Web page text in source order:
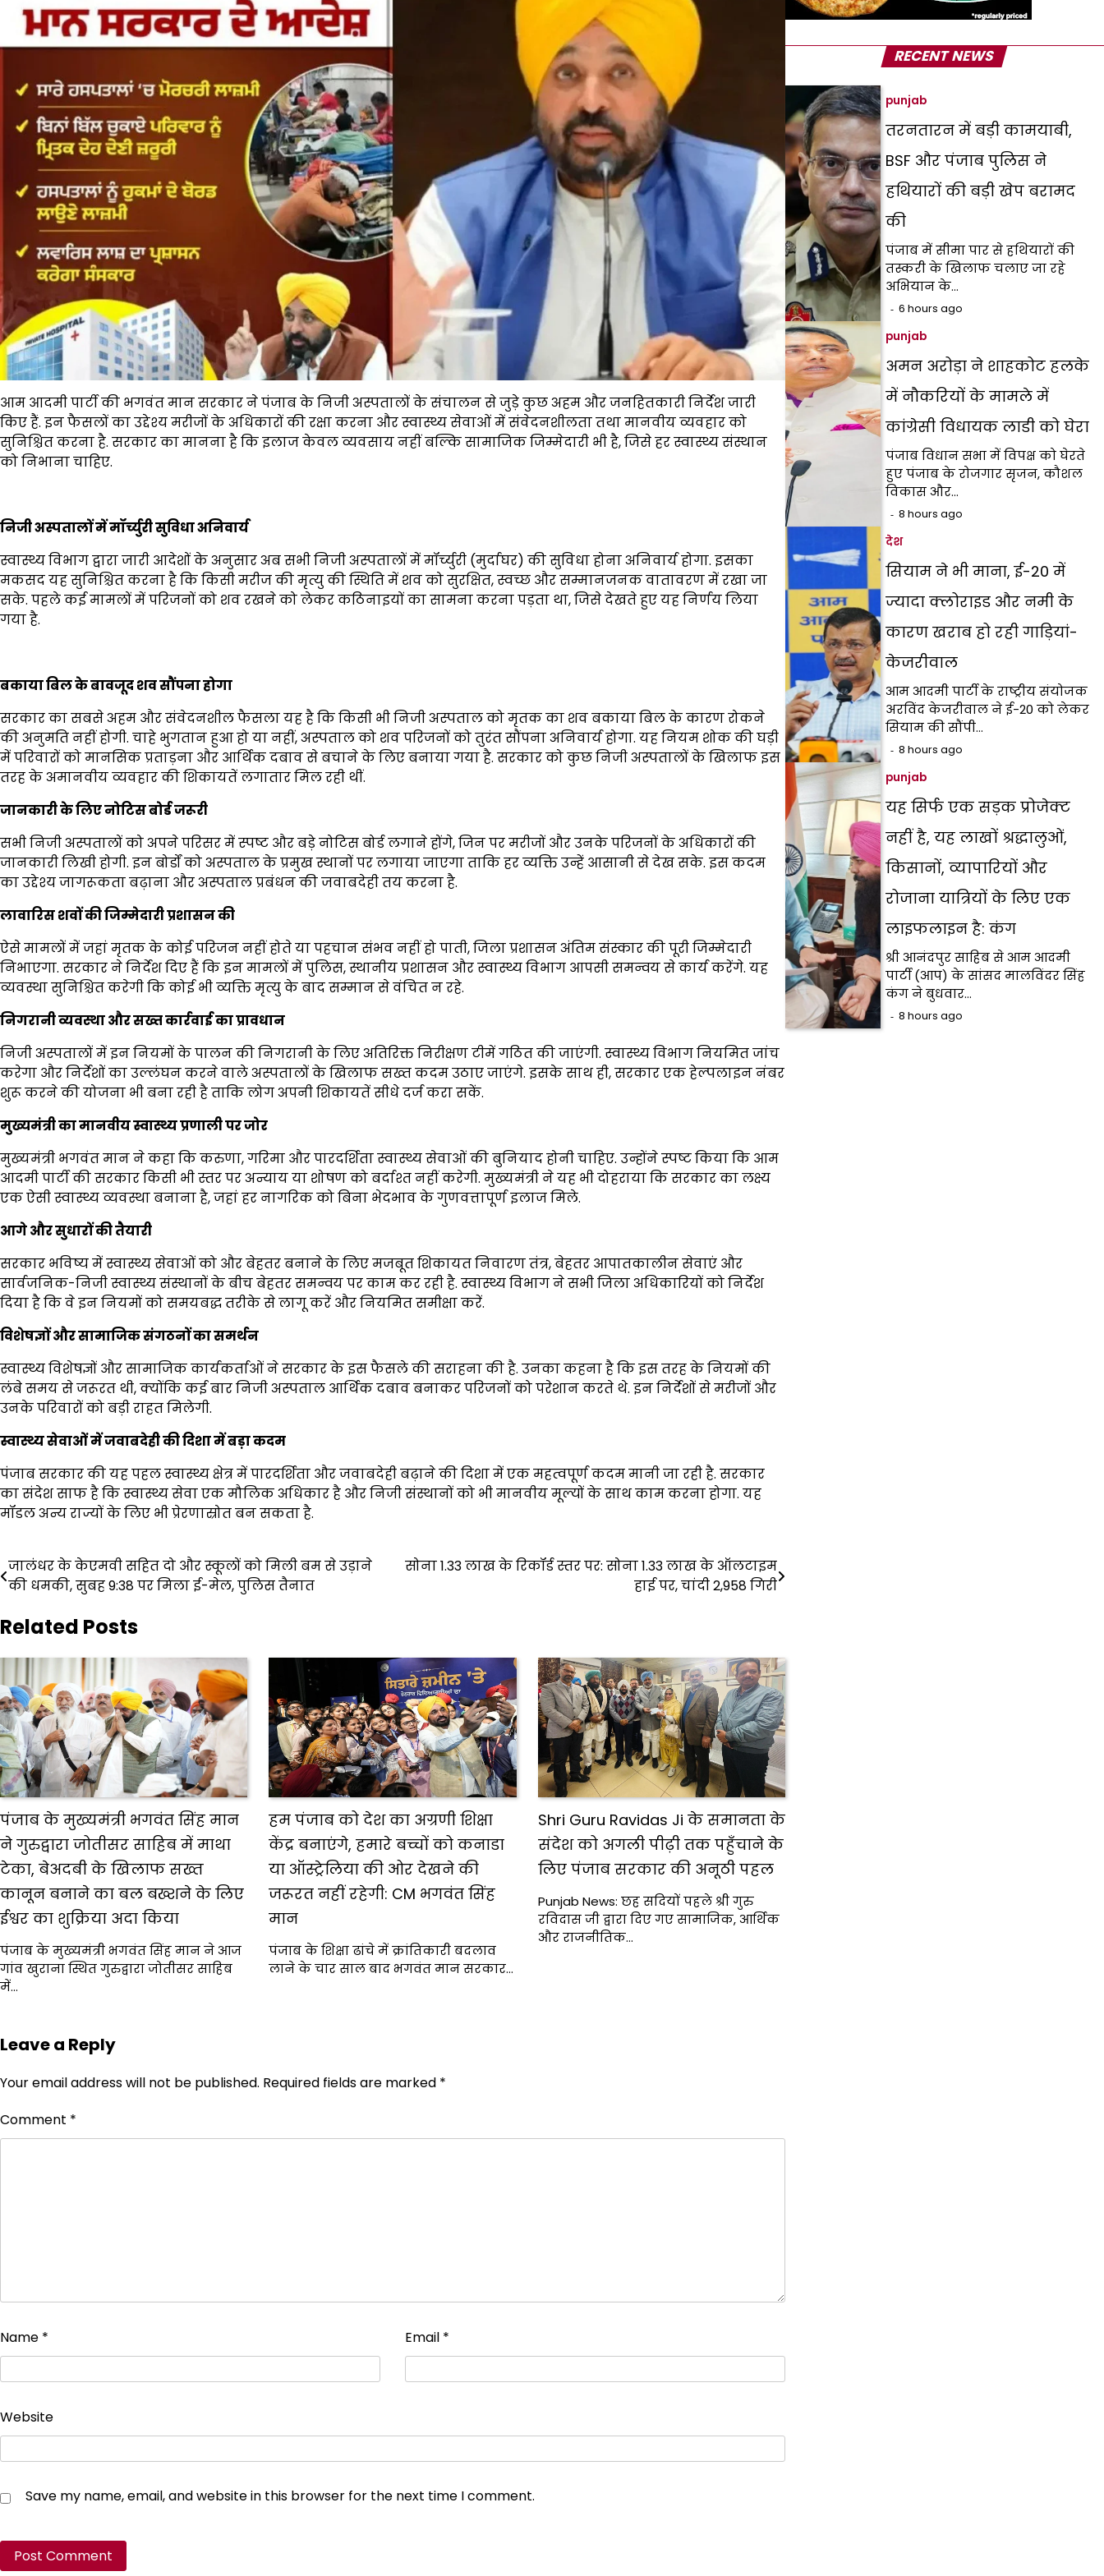
आम आदमी पार्टी की भगवंत मान सरकार ने पंजाब के निजी अस्पतालों के संचालन से जुड़े कुछ अहम और जनहितकारी निर्देश जारी
किए हैं. इन फैसलों का उद्देश्य मरीजों के अधिकारों की रक्षा करना और स्वास्थ्य सेवाओं में संवेदनशीलता तथा मानवीय व्यवहार को
सुनिश्चित करना है. सरकार का मानना है कि इलाज केवल व्यवसाय नहीं बल्कि सामाजिक जिम्मेदारी भी है, जिसे हर स्वास्थ्य संस्थान
को निभाना चाहिए.
निजी अस्पतालों में मॉर्च्युरी सुविधा अनिवार्य
स्वास्थ्य विभाग द्वारा जारी आदेशों के अनुसार अब सभी निजी अस्पतालों में मॉर्च्युरी (मुर्दाघर) की सुविधा होना अनिवार्य होगा. इसका
मकसद यह सुनिश्चित करना है कि किसी मरीज की मृत्यु की स्थिति में शव को सुरक्षित, स्वच्छ और सम्मानजनक वातावरण में रखा जा
सके. पहले कई मामलों में परिजनों को शव रखने को लेकर कठिनाइयों का सामना करना पड़ता था, जिसे देखते हुए यह निर्णय लिया
गया है.
बकाया बिल के बावजूद शव सौंपना होगा
सरकार का सबसे अहम और संवेदनशील फैसला यह है कि किसी भी निजी अस्पताल को मृतक का शव बकाया बिल के कारण रोकने
की अनुमति नहीं होगी. चाहे भुगतान हुआ हो या नहीं, अस्पताल को शव परिजनों को तुरंत सौंपना अनिवार्य होगा. यह नियम शोक की घड़ी
में परिवारों को मानसिक प्रताड़ना और आर्थिक दबाव से बचाने के लिए बनाया गया है. सरकार को कुछ निजी अस्पतालों के खिलाफ इस
तरह के अमानवीय व्यवहार की शिकायतें लगातार मिल रही थीं.
जानकारी के लिए नोटिस बोर्ड जरूरी
सभी निजी अस्पतालों को अपने परिसर में स्पष्ट और बड़े नोटिस बोर्ड लगाने होंगे, जिन पर मरीजों और उनके परिजनों के अधिकारों की
जानकारी लिखी होगी. इन बोर्डों को अस्पताल के प्रमुख स्थानों पर लगाया जाएगा ताकि हर व्यक्ति उन्हें आसानी से देख सके. इस कदम
का उद्देश्य जागरूकता बढ़ाना और अस्पताल प्रबंधन की जवाबदेही तय करना है.
लावारिस शवों की जिम्मेदारी प्रशासन की
ऐसे मामलों में जहां मृतक के कोई परिजन नहीं होते या पहचान संभव नहीं हो पाती, जिला प्रशासन अंतिम संस्कार की पूरी जिम्मेदारी
निभाएगा. सरकार ने निर्देश दिए हैं कि इन मामलों में पुलिस, स्थानीय प्रशासन और स्वास्थ्य विभाग आपसी समन्वय से कार्य करेंगे. यह
व्यवस्था सुनिश्चित करेगी कि कोई भी व्यक्ति मृत्यु के बाद सम्मान से वंचित न रहे.
निगरानी व्यवस्था और सख्त कार्रवाई का प्रावधान
निजी अस्पतालों में इन नियमों के पालन की निगरानी के लिए अतिरिक्त निरीक्षण टीमें गठित की जाएंगी. स्वास्थ्य विभाग नियमित जांच
करेगा और निर्देशों का उल्लंघन करने वाले अस्पतालों के खिलाफ सख्त कदम उठाए जाएंगे. इसके साथ ही, सरकार एक हेल्पलाइन नंबर
शुरू करने की योजना भी बना रही है ताकि लोग अपनी शिकायतें सीधे दर्ज करा सकें.
मुख्यमंत्री का मानवीय स्वास्थ्य प्रणाली पर जोर
मुख्यमंत्री भगवंत मान ने कहा कि करुणा, गरिमा और पारदर्शिता स्वास्थ्य सेवाओं की बुनियाद होनी चाहिए. उन्होंने स्पष्ट किया कि आम
आदमी पार्टी की सरकार किसी भी स्तर पर अन्याय या शोषण को बर्दाश्त नहीं करेगी. मुख्यमंत्री ने यह भी दोहराया कि सरकार का लक्ष्य
एक ऐसी स्वास्थ्य व्यवस्था बनाना है, जहां हर नागरिक को बिना भेदभाव के गुणवत्तापूर्ण इलाज मिले.
आगे और सुधारों की तैयारी
सरकार भविष्य में स्वास्थ्य सेवाओं को और बेहतर बनाने के लिए मजबूत शिकायत निवारण तंत्र, बेहतर आपातकालीन सेवाएं और
सार्वजनिक-निजी स्वास्थ्य संस्थानों के बीच बेहतर समन्वय पर काम कर रही है. स्वास्थ्य विभाग ने सभी जिला अधिकारियों को निर्देश
दिया है कि वे इन नियमों को समयबद्ध तरीके से लागू करें और नियमित समीक्षा करें.
विशेषज्ञों और सामाजिक संगठनों का समर्थन
स्वास्थ्य विशेषज्ञों और सामाजिक कार्यकर्ताओं ने सरकार के इस फैसले की सराहना की है. उनका कहना है कि इस तरह के नियमों की
लंबे समय से जरूरत थी, क्योंकि कई बार निजी अस्पताल आर्थिक दबाव बनाकर परिजनों को परेशान करते थे. इन निर्देशों से मरीजों और
उनके परिवारों को बड़ी राहत मिलेगी.
स्वास्थ्य सेवाओं में जवाबदेही की दिशा में बड़ा कदम
पंजाब सरकार की यह पहल स्वास्थ्य क्षेत्र में पारदर्शिता और जवाबदेही बढ़ाने की दिशा में एक महत्वपूर्ण कदम मानी जा रही है. सरकार
का संदेश साफ है कि स्वास्थ्य सेवा एक मौलिक अधिकार है और निजी संस्थानों को भी मानवीय मूल्यों के साथ काम करना होगा. यह
मॉडल अन्य राज्यों के लिए भी प्रेरणास्रोत बन सकता है.
Post
navigation
जालंधर के केएमवी सहित दो और स्कूलों को मिली बम से उड़ाने
की धमकी, सुबह 9:38 पर मिला ई-मेल, पुलिस तैनात
सोना ₹1.33 लाख के रिकॉर्ड स्तर पर: सोना ₹1.33 लाख के ऑलटाइम
हाई पर, चांदी ₹2,958 गिरी
Related Posts
पंजाब के मुख्यमंत्री भगवंत सिंह मान
ने गुरुद्वारा जोतीसर साहिब में माथा
टेका, बेअदबी के खिलाफ सख्त
कानून बनाने का बल बख्शने के लिए
ईश्वर का शुक्रिया अदा किया
पंजाब के मुख्यमंत्री भगवंत सिंह मान ने आज
गांव खुराना स्थित गुरुद्वारा जोतीसर साहिब
में…
हम पंजाब को देश का अग्रणी शिक्षा
केंद्र बनाएंगे, हमारे बच्चों को कनाडा
या ऑस्ट्रेलिया की ओर देखने की
जरूरत नहीं रहेगी: CM भगवंत सिंह
मान
पंजाब के शिक्षा ढांचे में क्रांतिकारी बदलाव
लाने के चार साल बाद भगवंत मान सरकार…
Shri Guru Ravidas Ji के समानता के
संदेश को अगली पीढ़ी तक पहुँचाने के
लिए पंजाब सरकार की अनूठी पहल
Punjab News: छह सदियों पहले श्री गुरु
रविदास जी द्वारा दिए गए सामाजिक, आर्थिक
और राजनीतिक…
Leave a Reply
Your email address will not be published. Required fields are marked *
Comment *
Name * Email *
Website
Save my name, email, and website in this browser for the next time I comment.
RECENT NEWS
punjab
तरनतारन में बड़ी कामयाबी,
BSF और पंजाब पुलिस ने
हथियारों की बड़ी खेप बरामद
की
पंजाब में सीमा पार से हथियारों की
तस्करी के खिलाफ चलाए जा रहे
अभियान के…
6 hours ago
punjab
अमन अरोड़ा ने शाहकोट हलके
में नौकरियों के मामले में
कांग्रेसी विधायक लाडी को घेरा
पंजाब विधान सभा में विपक्ष को घेरते
हुए पंजाब के रोजगार सृजन, कौशल
विकास और…
8 hours ago
देश
सियाम ने भी माना, ई-20 में
ज्यादा क्लोराइड और नमी के
कारण खराब हो रही गाड़ियां-
केजरीवाल
आम आदमी पार्टी के राष्ट्रीय संयोजक
अरविंद केजरीवाल ने ई-20 को लेकर
सियाम की सौंपी…
8 hours ago
punjab
यह सिर्फ एक सड़क प्रोजेक्ट
नहीं है, यह लाखों श्रद्धालुओं,
किसानों, व्यापारियों और
रोजाना यात्रियों के लिए एक
लाइफलाइन है: कंग
श्री आनंदपुर साहिब से आम आदमी
पार्टी (आप) के सांसद मालविंदर सिंह
कंग ने बुधवार…
8 hours ago